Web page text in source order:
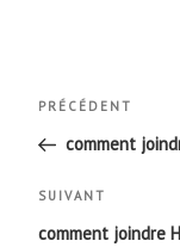
de
l’article
Article
précédent
PRÉCÉDENT
comment
Article
suivant
SUIVANT
comment joindre